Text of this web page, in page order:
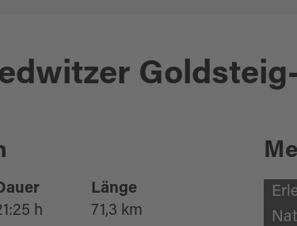
h
Länge
71,3 km